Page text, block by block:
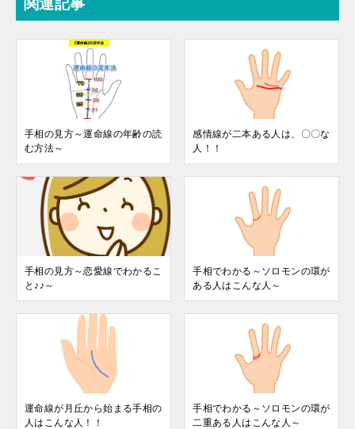
関連記事
手相の見方～運命線の年齢の読
む方法～
感情線が二本ある人は、〇〇な
人！！
手相の見方～恋愛線でわかるこ
と♪♪～
手相でわかる～ソロモンの環が
ある人はこんな人～
運命線が月丘から始まる手相の
人はこんな人！！
手相でわかる～ソロモンの環が
二重ある人はこんな人～